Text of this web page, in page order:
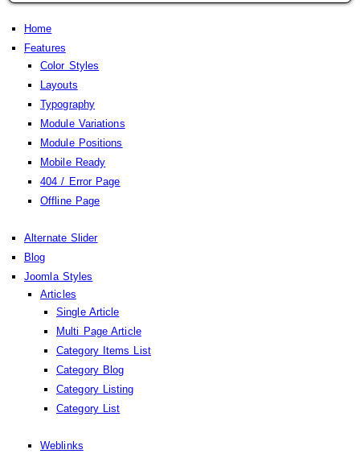
Home
Features
Color Styles
Layouts
Typography
Module Variations
Module Positions
Mobile Ready
404 / Error Page
Offline Page
Alternate Slider
Blog
Joomla Styles
Articles
Single Article
Multi Page Article
Category Items List
Category Blog
Category Listing
Category List
Weblinks